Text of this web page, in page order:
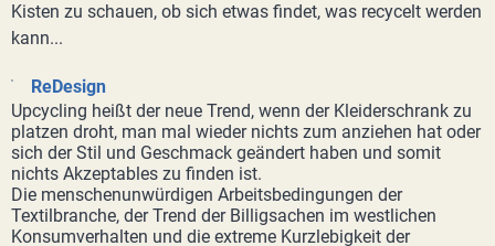
Kisten zu schauen, ob sich etwas findet, was recycelt werden
kann...
ReDesign
Upcycling heißt der neue Trend, wenn der Kleiderschrank zu
platzen droht, man mal wieder nichts zum anziehen hat oder
sich der Stil und Geschmack geändert haben und somit
nichts Akzeptables zu finden ist.
Die menschenunwürdigen Arbeitsbedingungen der
Textilbranche, der Trend der Billigsachen im westlichen
Konsumverhalten und die extreme Kurzlebigkeit der